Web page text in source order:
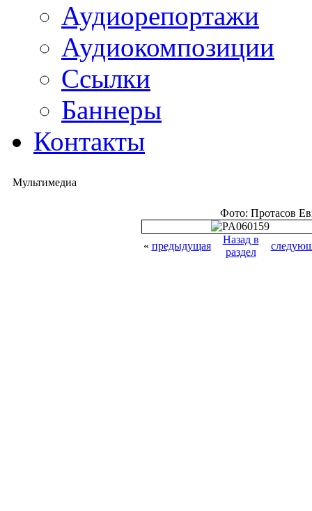
Аудиорепортажи
Аудиокомпозиции
Ссылки
Баннеры
Контакты
Мультимедиа
Фото: Протасов
« предыдущая
Назад в
раздел